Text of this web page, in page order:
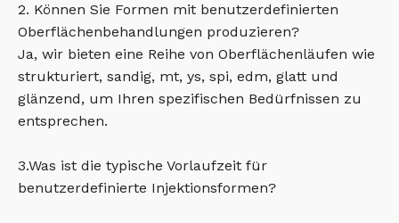
2. Können Sie Formen mit benutzerdefinierten
Oberflächenbehandlungen produzieren?
Ja, wir bieten eine Reihe von Oberflächenläufen wie
strukturiert, sandig, mt, ys, spi, edm, glatt und
glänzend, um Ihren spezifischen Bedürfnissen zu
entsprechen.
3.Was ist die typische Vorlaufzeit für
benutzerdefinierte Injektionsformen?